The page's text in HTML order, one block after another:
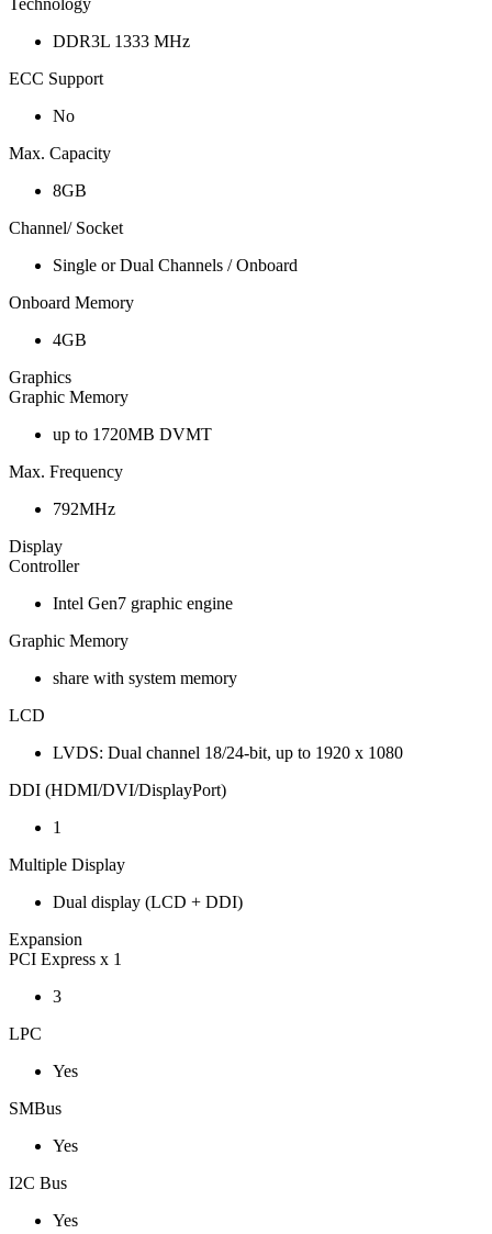
DDR3L 1333 MHz
ECC Support
No
Max. Capacity
8GB
Channel/ Socket
Single or Dual Channels / Onboard
Onboard Memory
4GB
Graphics
Graphic Memory
up to 1720MB DVMT
Max. Frequency
792MHz
Display
Controller
Intel Gen7 graphic engine
Graphic Memory
share with system memory
LCD
LVDS: Dual channel 18/24-bit, up to 1920 x 1080
DDI (HDMI/DVI/DisplayPort)
1
Multiple Display
Dual display (LCD + DDI)
Expansion
PCI Express x 1
3
LPC
Yes
SMBus
Yes
I2C Bus
Yes